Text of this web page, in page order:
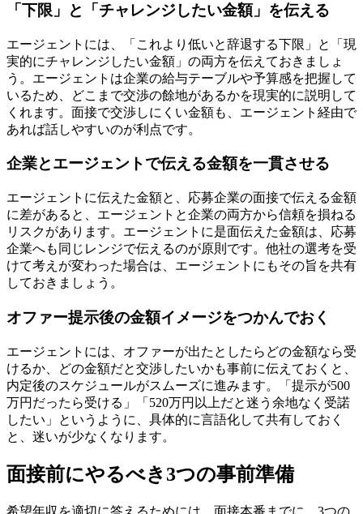
「下限」と「チャレンジしたい金額」を伝える
エージェントには、「これより低いと辞退する下限」と「現
実的にチャレンジしたい金額」の両方を伝えておきましょ
う。エージェントは企業の給与テーブルや予算感を把握して
いるため、どこまで交渉の餘地があるかを現実的に説明して
くれます。面接で交渉しにくい金額も、エージェント経由で
あれば話しやすいのが利点です。
企業とエージェントで伝える金額を一貫させる
エージェントに伝えた金額と、応募企業の面接で伝える金額
に差があると、エージェントと企業の両方から信頼を損ねる
リスクがあります。エージェントに是面伝えた金額は、応募
企業へも同じレンジで伝えるのが原則です。他社の選考を受
けて考えが変わった場合は、エージェントにもその旨を共有
しておきましょう。
オファー提示後の金額イメージをつかんでおく
エージェントには、オファーが出たとしたらどの金額なら受
けるか、どの金額だと交渉したいかも事前に伝えておくと、
内定後のスケジュールがスムーズに進みます。「提示が500
万円だったら受ける」「520万円以上だと迷う余地なく受諾
したい」というように、具体的に言語化して共有しておく
と、迷いが少なくなります。
面接前にやるべき3つの事前準備